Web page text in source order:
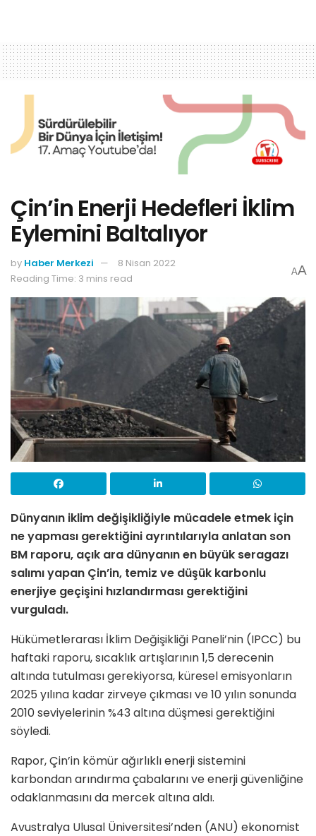
Çin’in Enerji Hedefleri İklim
Eylemini Baltalıyor
by Haber Merkezi
8 Nisan 2022
Reading Time: 3 mins read
AA
Dünyanın iklim değişikliğiyle mücadele etmek için
ne yapması gerektiğini ayrıntılarıyla anlatan son
BM raporu, açık ara dünyanın en büyük seragazı
salımı yapan Çin’in, temiz ve düşük karbonlu
enerjiye geçişini hızlandırması gerektiğini
vurguladı.
Hükümetlerarası İklim Değişikliği Paneli’nin (IPCC) bu
haftaki raporu, sıcaklık artışlarının 1,5 derecenin
altında tutulması gerekiyorsa, küresel emisyonların
2025 yılına kadar zirveye çıkması ve 10 yılın sonunda
2010 seviyelerinin %43 altına düşmesi gerektiğini
söyledi.
Rapor, Çin’in kömür ağırlıklı enerji sistemini
karbondan arındırma çabalarını ve enerji güvenliğine
odaklanmasını da mercek altına aldı.
Avustralya Ulusal Üniversitesi’nden (ANU) ekonomist